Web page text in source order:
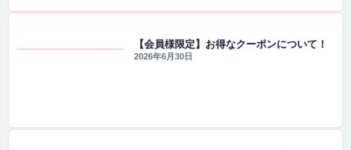
【会員様限定】お得なクーポンについて！
2026年6月30日